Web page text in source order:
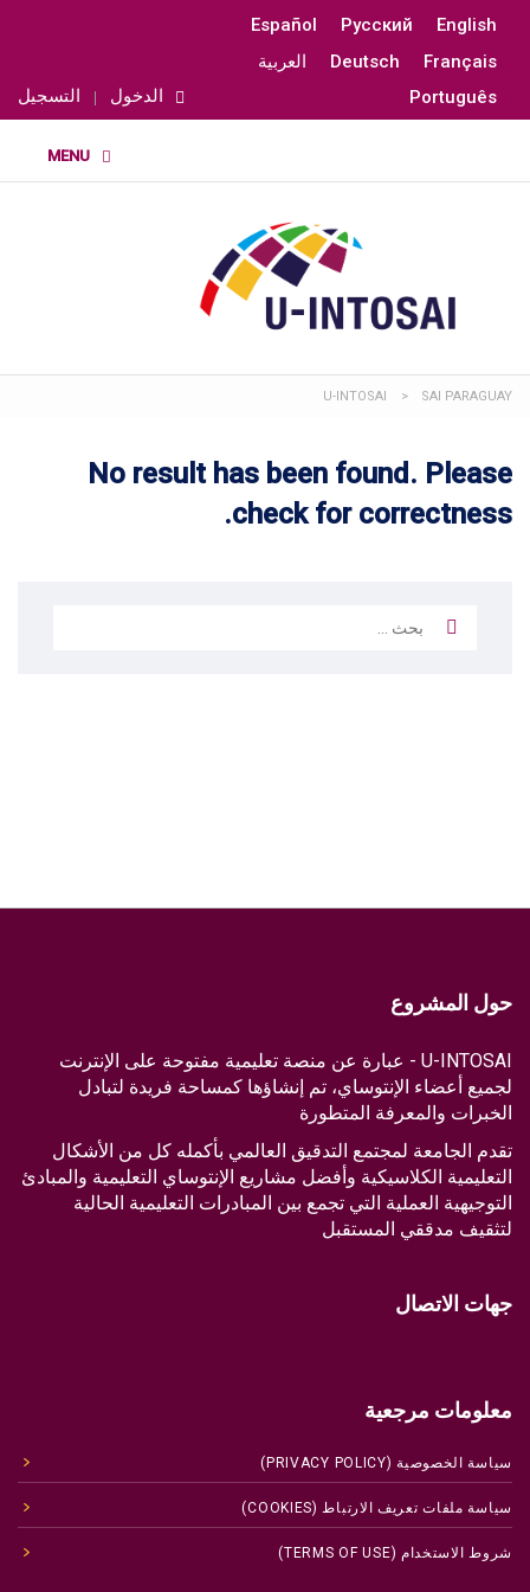
English
Русский
Español
Français
Deutsch
العربية
Português
الدخول التسجيل
U-INTOSAI > SAI PARAGUAY
No result has been found. Please
check for correctness.
البحث
حول المشروع
U-INTOSAI - عبارة عن منصة تعليمية مفتوحة على الإنترنت
لجميع أعضاء الإنتوساي، تم إنشاؤها كمساحة فريدة لتبادل
الخبرات والمعرفة المتطورة
تقدم الجامعة لمجتمع التدقيق العالمي بأكمله كل من الأشكال
التعليمية الكلاسيكية وأفضل مشاريع الإنتوساي التعليمية والمبادئ
التوجيهية العملية التي تجمع بين المبادرات التعليمية الحالية
لتثقيف مدققي المستقبل
جهات الاتصال
معلومات مرجعية
سياسة الخصوصية (PRIVACY POLICY)
سياسة ملفات تعريف الارتباط (COOKIES)
شروط الاستخدام (TERMS OF USE)